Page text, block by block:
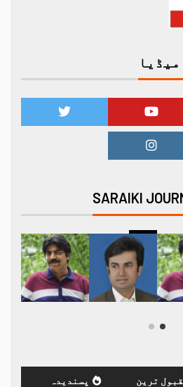
SARAIKI
ترین پسندیدہ